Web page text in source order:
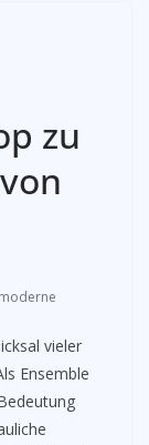
zu
vieler
Ensemble